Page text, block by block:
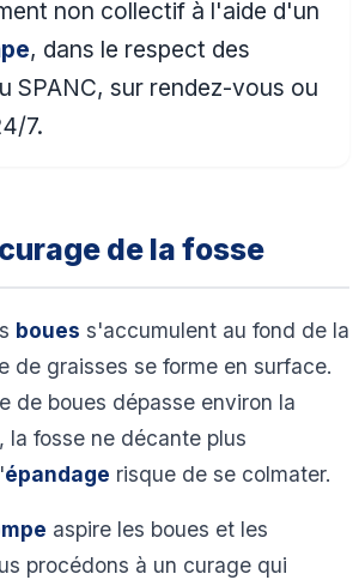
non collectif à l'aide d'un
, dans le respect des
SPANC, sur rendez-vous ou
7.
de la fosse
boues s'accumulent au fond de la
de graisses se forme en surface.
de boues dépasse environ la
la fosse ne décante plus
épandage risque de se colmater.
aspire les boues et les
procédons à un curage qui